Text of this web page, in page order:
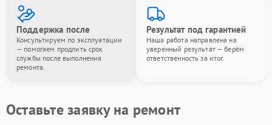
Поддержка после
Консультируем по эксплуатации
— помогаем продлить срок
службы после выполнения
ремонта.
Результат под гарантией
Наша работа направлена на
уверенный результат — берём
ответственность за итог.
Оставьте заявку на ремонт